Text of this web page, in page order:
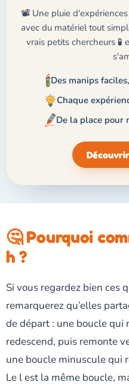
📽️ Une pluie
avec du matériel tout
vrais petits chercheurs
Des manips
Chaque
De la place pour
🤔 Pourquoi
h ?
Si vous regardez bien ces
remarquerez qu’elles
de départ : une boucle qui
redescend, puis remonte
une boucle minuscule qui
Le l est la même boucle,